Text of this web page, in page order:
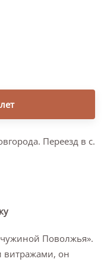
Переезд в с.
Поволжья».
он